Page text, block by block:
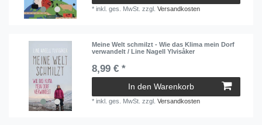
*inkl. ges. MwSt. zzgl.Versandkosten
Meine Welt schmilzt - Wie das Klima mein Dorf
verwandelt / Line Nagell Ylvisåker
8,99 € *
In den Warenkorb
*inkl. ges. MwSt. zzgl.Versandkosten